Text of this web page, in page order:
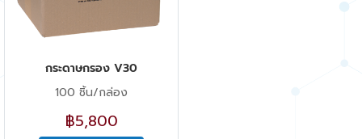
กระดาษกรอง V30
100 ชิ้น/กล่อง
฿5,800